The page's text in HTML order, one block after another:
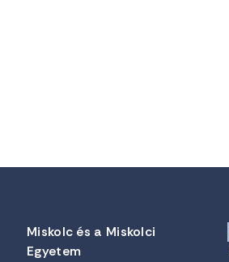
Miskolc és a Miskolci
Egyetem